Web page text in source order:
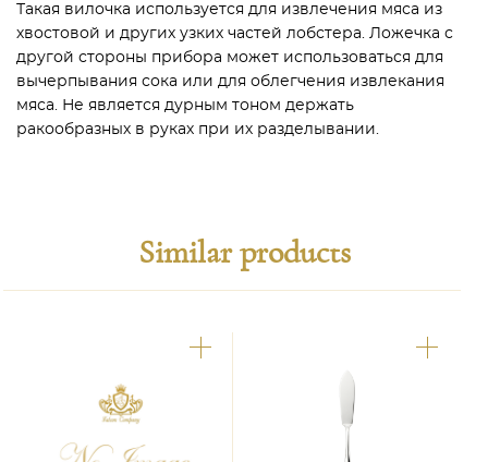
Такая вилочка используется для извлечения мяса из
хвостовой и других узких частей лобстера. Ложечка с
другой стороны прибора может использоваться для
вычерпывания сока или для облегчения извлекания
мяса. Не является дурным тоном держать
ракообразных в руках при их разделывании.
Similar products